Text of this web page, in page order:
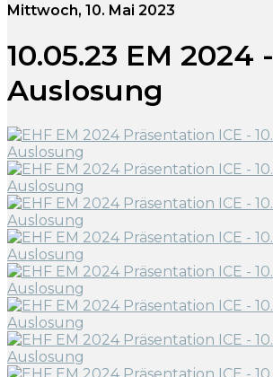
Mittwoch, 10. Mai 2023
10.05.23 EM 2024 -
Auslosung